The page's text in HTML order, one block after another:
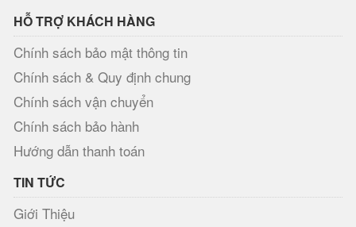
HỖ TRỢ KHÁCH HÀNG
Chính sách bảo mật thông tin
Chính sách & Quy định chung
Chính sách vận chuyển
Chính sách bảo hành
Hướng dẫn thanh toán
TIN TỨC
Giới Thiệu